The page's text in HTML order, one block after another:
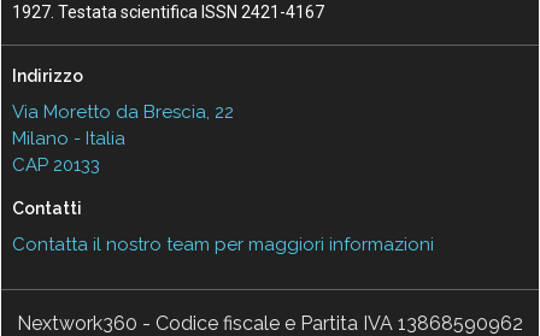
1927. Testata scientifica ISSN 2421-4167
Indirizzo
Via Moretto da Brescia, 22
Milano - Italia
CAP 20133
Contatti
Contatta il nostro team per maggiori informazioni
Nextwork360 - Codice fiscale e Partita IVA 13868590962